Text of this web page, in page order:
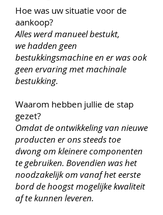
Hoe was uw situatie voor de
aankoop?
Alles werd manueel bestukt,
we hadden geen
bestukkingsmachine en er was ook
geen ervaring met machinale
bestukking.
Waarom hebben jullie de stap
gezet?
Omdat de ontwikkeling van nieuwe
producten er ons steeds toe
dwong om kleinere componenten
te gebruiken. Bovendien was het
noodzakelijk om vanaf het eerste
bord de hoogst mogelijke kwaliteit
af te kunnen leveren.